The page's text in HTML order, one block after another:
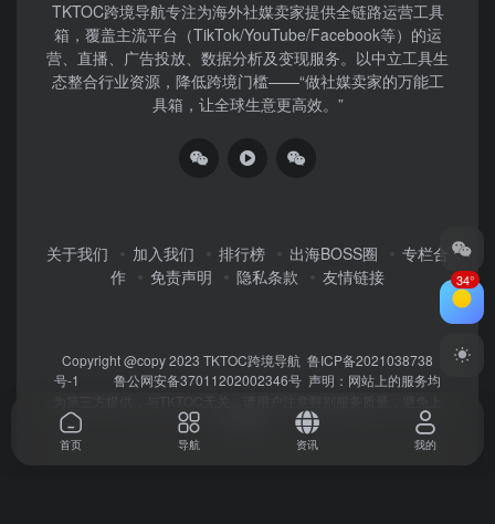
TKTOC跨境导航​专注为海外社媒卖家提供全链路运营工具
箱，覆盖主流平台（TikTok/YouTube/Facebook等）​的运
营、直播、广告投放、数据分析及变现服务。以中立工具生
态整合行业资源，降低跨境门槛——“做社媒卖家的万能工
具箱，让全球生意更高效。”
关于我们 加入我们 排行榜 出海BOSS圈
专栏合
作
免责声明 隐私条款 友情链接
Copyright @copy 2023 TKTOC跨境导航 鲁ICP备2021038738
号-1
鲁公网安备37011202002346号 声明：网站上的服务均
34°
首页 导航 资讯 我的